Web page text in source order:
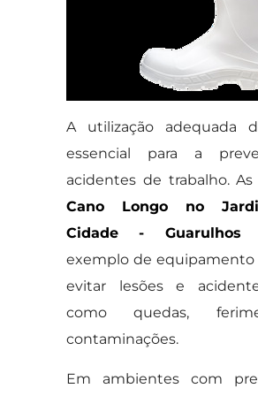
A utilização adequada
essencial para a
acidentes de trabalho. As
Cano Longo no
Cidade - Guarulhos
exemplo de
evitar lesões e
como quedas,
contaminações.
Em ambientes com